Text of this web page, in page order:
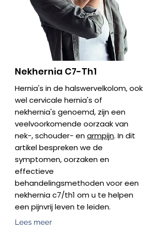
Nekhernia C7-Th1
Hernia's in de halswervelkolom, ook
wel cervicale hernia's of
nekhernia's genoemd, zijn een
veelvoorkomende oorzaak van
nek-, schouder- enarmpijn. In dit
artikel bespreken we de
symptomen, oorzaken en
effectieve
behandelingsmethoden voor een
nekhernia c7/th1 om u te helpen
een pijnvrij leven te leiden.
Lees meer